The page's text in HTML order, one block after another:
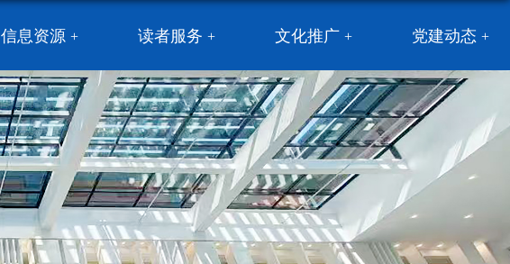
信息资源 读者服务 文化推广 党建动态